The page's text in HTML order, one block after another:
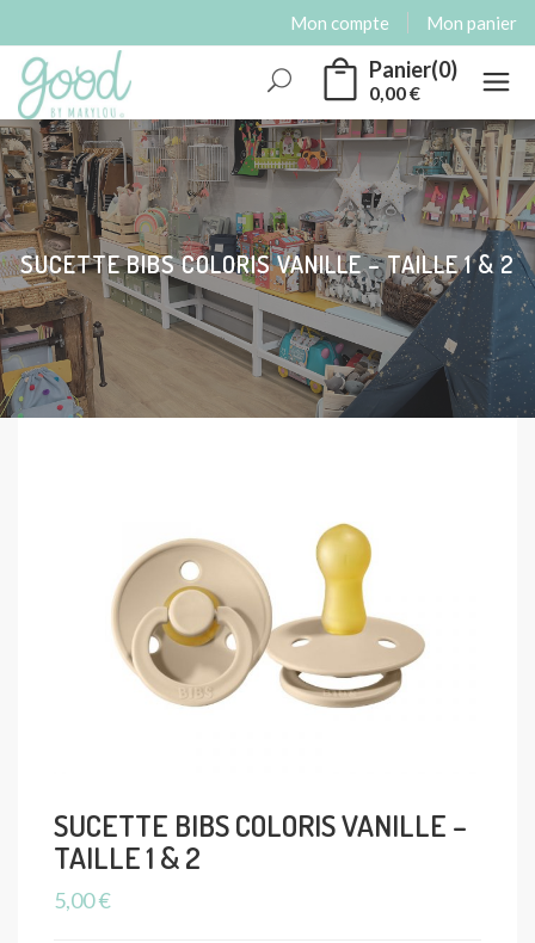
Mon compte Mon panier
Panier(0)
0,00€
SUCETTE BIBS COLORIS VANILLE – TAILLE 1 & 2
SUCETTE BIBS COLORIS VANILLE –
TAILLE 1 & 2
5,00€